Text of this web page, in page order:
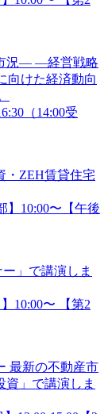
況― ―経営戦略
向けた経済動向
（14:00受
・ZEH賃貸住宅
】10:00〜【午後
」で講演しま
10:00〜 【第2
最新の不動産市
」で講演しま